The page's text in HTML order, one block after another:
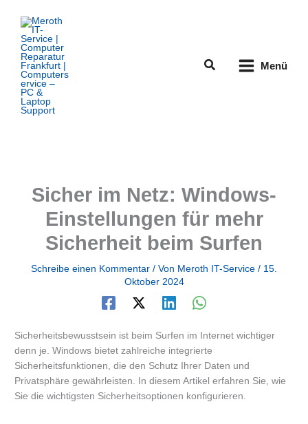
Inhalt
springen
Suchen Menü
Sicher im Netz: Windows-
Einstellungen für mehr
Sicherheit beim Surfen
Schreibe einen Kommentar / Von Meroth IT-Service / 15.
Oktober 2024
Sicherheitsbewusstsein ist beim Surfen im Internet wichtiger
denn je. Windows bietet zahlreiche integrierte
Sicherheitsfunktionen, die den Schutz Ihrer Daten und
Privatsphäre gewährleisten. In diesem Artikel erfahren Sie, wie
Sie die wichtigsten Sicherheitsoptionen konfigurieren.